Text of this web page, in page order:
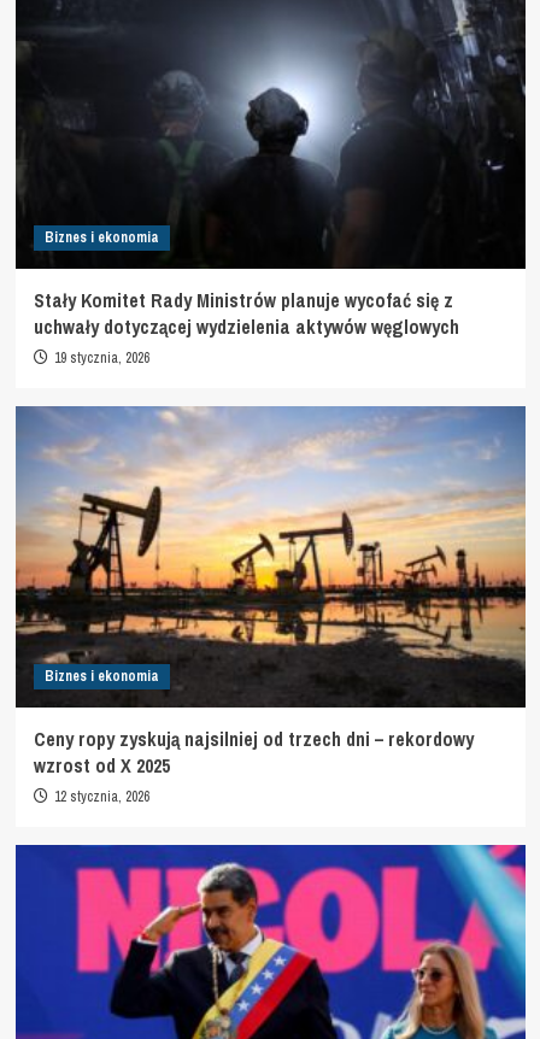
Biznes i ekonomia
Stały Komitet Rady Ministrów planuje wycofać się z
uchwały dotyczącej wydzielenia aktywów węglowych
19 stycznia, 2026
Biznes i ekonomia
Ceny ropy zyskują najsilniej od trzech dni – rekordowy
wzrost od X 2025
12 stycznia, 2026